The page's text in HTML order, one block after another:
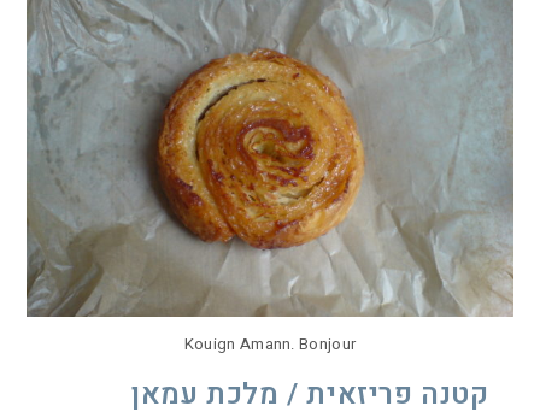
Kouign Amann. Bonjour
קטנה פריזאית / מלכת עמאן